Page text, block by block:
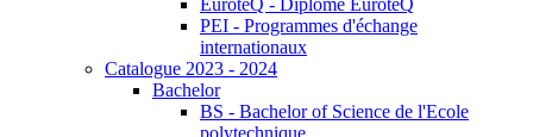
EuroteQ - Diplôme EuroteQ
PEI - Programmes d'échange
internationaux
Catalogue 2023 - 2024
Bachelor
BS - Bachelor of Science de l'Ecole
polytechnique